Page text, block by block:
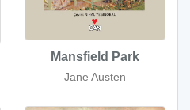
Mansfield Park
Jane Austen